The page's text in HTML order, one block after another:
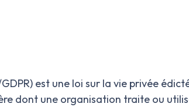
est une loi sur la vie privée
dont une organisation traite ou